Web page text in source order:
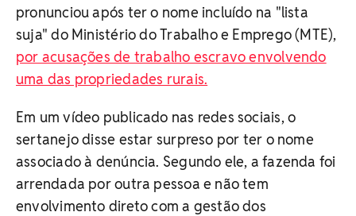
pronunciou após ter o nome incluído na "lista
suja" do Ministério do Trabalho e Emprego (MTE),
por acusações de trabalho escravo envolvendo
uma das propriedades rurais.
Em um vídeo publicado nas redes sociais, o
sertanejo disse estar surpreso por ter o nome
associado à denúncia. Segundo ele, a fazenda foi
arrendada por outra pessoa e não tem
envolvimento direto com a gestão dos